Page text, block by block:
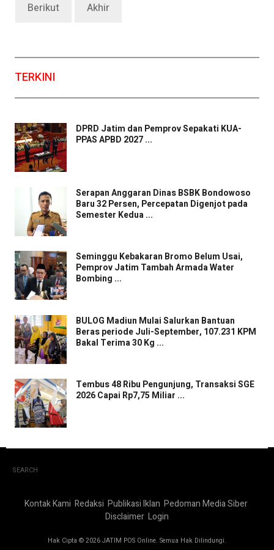
Berikut Akhir
TERKINI
DPRD Jatim dan Pemprov Sepakati KUA-
PPAS APBD 2027 ...
Serapan Anggaran Dinas BSBK Bondowoso
Baru 32 Persen, Percepatan Digenjot pada
Semester Kedua ...
Seminggu Kebakaran Bromo Belum Usai,
Pemprov Jatim Tambah Armada Water
Bombing ...
BULOG Madiun Mulai Salurkan Bantuan
Beras periode Juli-September, 107.231 KPM
Bakal Terima 30 Kg ...
Tembus 48 Ribu Pengunjung, Transaksi SGE
2026 Capai Rp7,75 Miliar ...
SEARCH
Kontak Kami Redaksi Publikasi Iklan Pedoman Media Siber
Disclaimer Login
Hak Cipta © 2026 JATIM POS Online. Semua Hak Dilindungi.